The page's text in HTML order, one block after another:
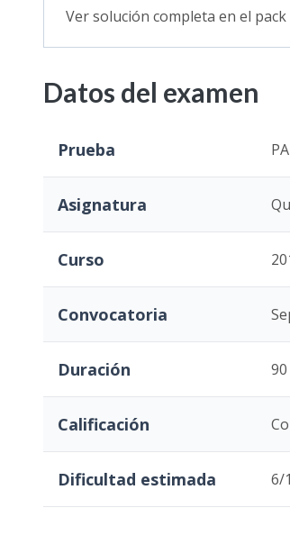
Ver solución completa en el
Datos del examen
Prueba
Asignatura
Curso
Convocatoria
Duración
Calificación
Dificultad estimada 6/